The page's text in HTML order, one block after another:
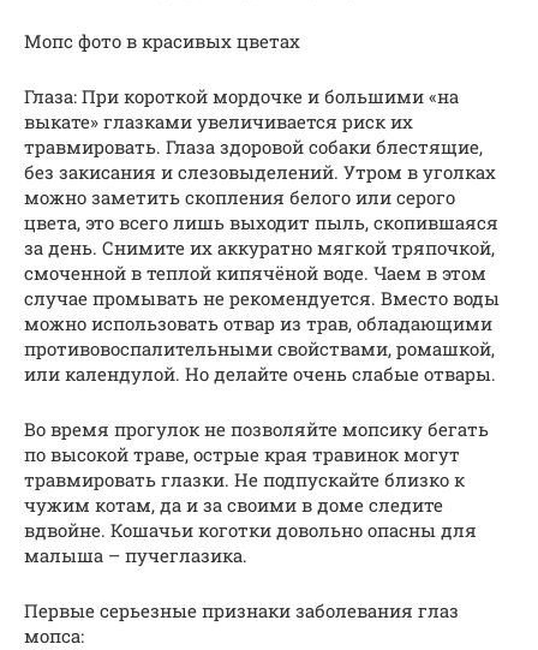
Мопс фото в красивых цветах
Глаза: При короткой мордочке и большими «на
выкате» глазками увеличивается риск их
травмировать. Глаза здоровой собаки блестящие,
без закисания и слезовыделений. Утром в уголках
можно заметить скопления белого или серого
цвета, это всего лишь выходит пыль, скопившаяся
за день. Снимите их аккуратно мягкой тряпочкой,
смоченной в теплой кипячёной воде. Чаем в этом
случае промывать не рекомендуется. Вместо воды
можно использовать отвар из трав, обладающими
противовоспалительными свойствами, ромашкой,
или календулой. Но делайте очень слабые отвары.
Во время прогулок не позволяйте мопсику бегать
по высокой траве, острые края травинок могут
травмировать глазки. Не подпускайте близко к
чужим котам, да и за своими в доме следите
вдвойне. Кошачьи коготки довольно опасны для
малыша – пучеглазика.
Первые серьезные признаки заболевания глаз
мопса: